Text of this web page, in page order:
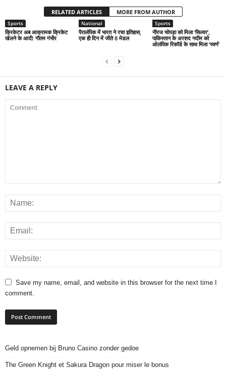
RELATED ARTICLES MORE FROM AUTHOR
Sports
क्रिकेटर अब आक्रामक क्रिकेट
खेलने के आदी: गौतम गंभीर
National
पैरालंपिक में भारत ने रचा इतिहास,
एक ही दिन में जीते 8 मेडल
Sports
नीरज चोपड़ा को मिला ‘सिल्वर’,
पाकिस्तान के अरशद नदीम को
ओलंपिक रिकॉर्ड के साथ मिला ‘स्वर्ण’
LEAVE A REPLY
Save my name, email, and website in this browser for the next time I
comment.
Geld opnemen bij Bruno Casino zonder gedoe
The Green Knight et Sakura Dragon pour miser le bonus